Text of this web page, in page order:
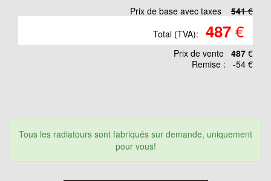
Prix de base avec taxes 541€
Total (TVA):
487€
Prix ​​de vente 487 €
Remise :
-54 €
Tous les radiatours sont fabriqués sur demande, uniquement
pour vous!